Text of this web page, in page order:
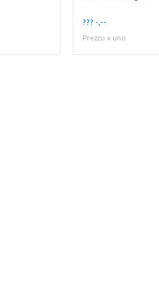
??? -,--
Prezzo x uno